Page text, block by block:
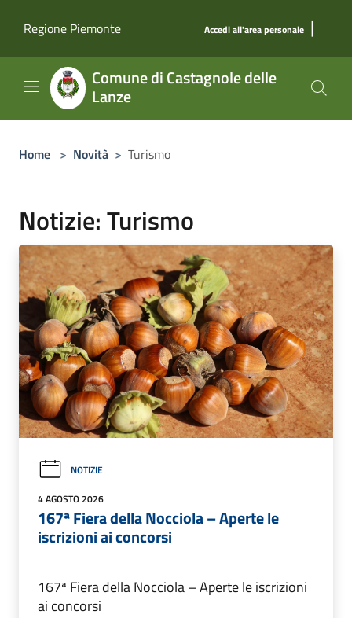
Regione Piemonte
Accedi all'area personale |
Comune di Castagnole delle
Lanze
Home > Novità > Turismo
Notizie: Turismo
NOTIZIE
4 AGOSTO 2026
167ª Fiera della Nocciola – Aperte le
iscrizioni ai concorsi
167ª Fiera della Nocciola – Aperte le iscrizioni
ai concorsi